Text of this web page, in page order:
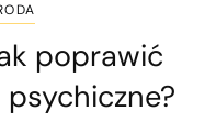
poprawić